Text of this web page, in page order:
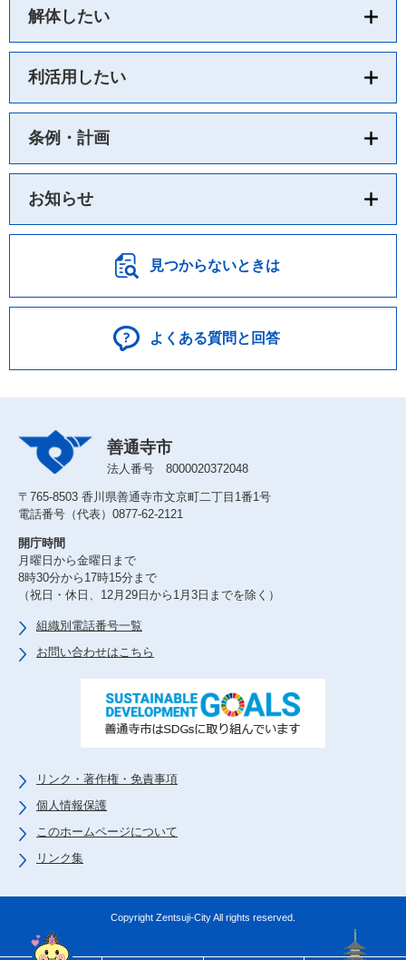
解体したい
利活用したい
条例・計画
お知らせ
見つからないときは
よくある質問と回答
善通寺市
法人番号 8000020372048
〒765-8503 香川県善通寺市文京町二丁目1番1号
電話番号（代表）0877-62-2121
開庁時間
月曜日から金曜日まで
8時30分から17時15分まで
（祝日・休日、12月29日から1月3日までを除く）
組織別電話番号一覧
お問い合わせはこちら
リンク・著作権・免責事項
個人情報保護
このホームページについて
リンク集
Copyright Zentsuji-City All rights reserved.